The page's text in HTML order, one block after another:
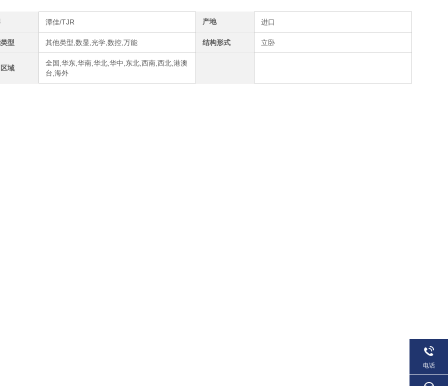
潭佳/TJR 产地 进口
型 其他类型,数显,光学,数控,万能 结构形式 立卧
域
全国,华东,华南,华北,华中,东北,西南,西北,港澳
台,海外
电话